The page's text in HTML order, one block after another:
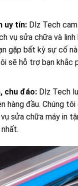
uy tín:Dlz Tech
vụ sửa chữa và linh
gặp bất kỳ sự cố
sẽ hỗ trợ bạn khắc
chu đáo:Dlz Tech
hàng đầu. Chúng
sửa chữa máy in